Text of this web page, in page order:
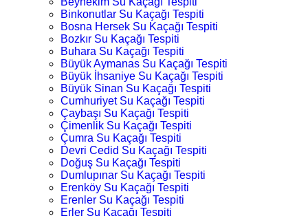
Binkonutlar Su Kaçağı Tespiti
Bosna Hersek Su Kaçağı Tespiti
Bozkır Su Kaçağı Tespiti
Buhara Su Kaçağı Tespiti
Büyük Aymanas Su Kaçağı Tespiti
Büyük İhsaniye Su Kaçağı Tespiti
Büyük Sinan Su Kaçağı Tespiti
Cumhuriyet Su Kaçağı Tespiti
Çaybaşı Su Kaçağı Tespiti
Çimenlik Su Kaçağı Tespiti
Çumra Su Kaçağı Tespiti
Devri Cedid Su Kaçağı Tespiti
Doğuş Su Kaçağı Tespiti
Dumlupınar Su Kaçağı Tespiti
Erenköy Su Kaçağı Tespiti
Erenler Su Kaçağı Tespiti
Erler Su Kaçağı Tespiti